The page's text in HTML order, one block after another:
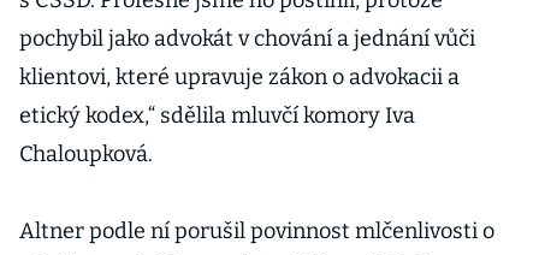
pochybil jako advokát v chování a jednání vůči
klientovi, které upravuje zákon o advokacii a
etický kodex,“ sdělila mluvčí komory Iva
Chaloupková.
Altner podle ní porušil povinnost mlčenlivosti o